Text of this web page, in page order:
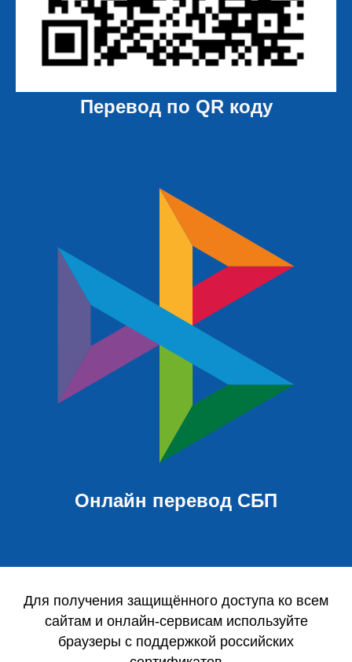
Перевод по QR коду
Онлайн перевод СБП
Для получения защищённого доступа ко всем
сайтам и онлайн-сервисам используйте
браузеры с поддержкой российских